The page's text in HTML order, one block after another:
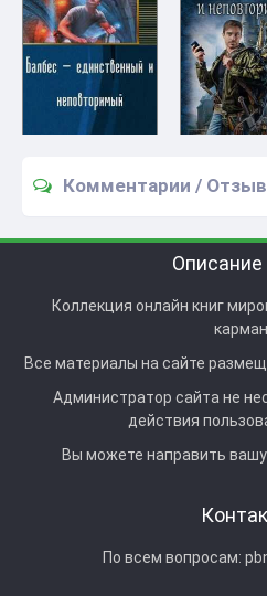
Комментарии /
Описание
Коллекция онлайн книг
Все материалы на сайте
Администратор сайта не
действия
Вы можете направить
По всем вопросам: